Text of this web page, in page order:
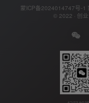
蒙ICP备2024014747号-1
© 2022 · 创